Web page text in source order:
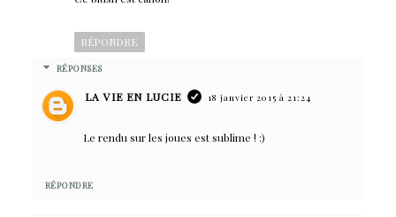
RÉPONDRE
RÉPONSES
LA VIE EN LUCIE 18 janvier 2015 à 21:24
Le rendu sur les joues est sublime ! :)
RÉPONDRE